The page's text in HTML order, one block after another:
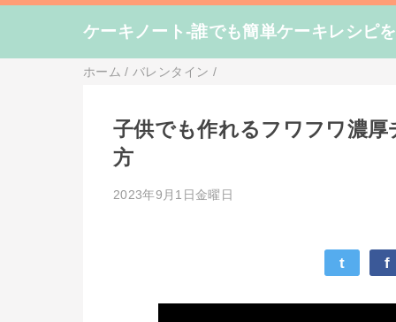
ケーキノート-誰でも簡単ケーキレシピ
ホーム / バレンタイン /
子供でも作れるフワフワ濃
方
2023年9月1日金曜日
t f